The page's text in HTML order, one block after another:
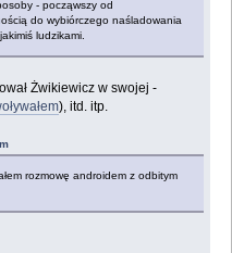
- począwszy od
do wybiórczego naśladowania
ludzikami.
Żwikiewicz w swojej -
), itd. itp.
rozmowę androidem z odbitym